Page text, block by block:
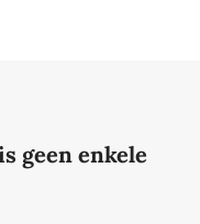
geen enkele